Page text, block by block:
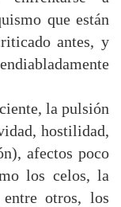
que están
antes, y
la pulsión
hostilidad,
afectos poco
los celos, la
otros, los